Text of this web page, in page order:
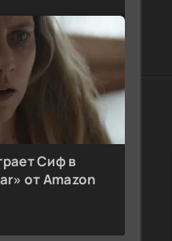
Сиф в
от Amazon